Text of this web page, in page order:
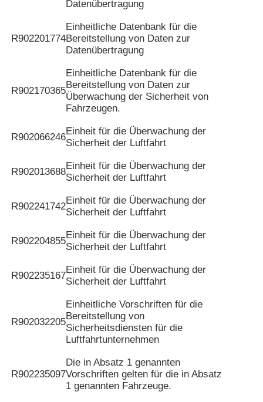
Datenübertragung
R902201774
Einheitliche Datenbank für die
Bereitstellung von Daten zur
Datenübertragung
R902170365
Einheitliche Datenbank für die
Bereitstellung von Daten zur
Überwachung der Sicherheit von
Fahrzeugen.
R902066246
Einheit für die Überwachung der
Sicherheit der Luftfahrt
R902013688
Einheit für die Überwachung der
Sicherheit der Luftfahrt
R902241742
Einheit für die Überwachung der
Sicherheit der Luftfahrt
R902204855
Einheit für die Überwachung der
Sicherheit der Luftfahrt
R902235167
Einheit für die Überwachung der
Sicherheit der Luftfahrt
R902032205
Einheitliche Vorschriften für die
Bereitstellung von
Sicherheitsdiensten für die
Luftfahrtunternehmen
R902235097
Die in Absatz 1 genannten
Vorschriften gelten für die in Absatz
1 genannten Fahrzeuge.